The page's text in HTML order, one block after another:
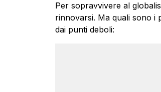
Per sopravvivere al
rinnovarsi. Ma quali sono i
dai punti deboli: